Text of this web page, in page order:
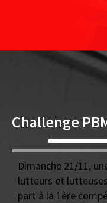
Challenge
Dimanche 21/11,
lutteurs et lutteuses
part à la 1ère